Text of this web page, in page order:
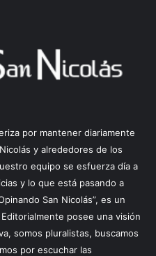
por mantener diariamente
y alrededores de los
equipo se esfuerza día a
y lo que está pasando a
San Nicolás”, es un
posee una visión
somos pluralistas, buscamos
por escuchar las